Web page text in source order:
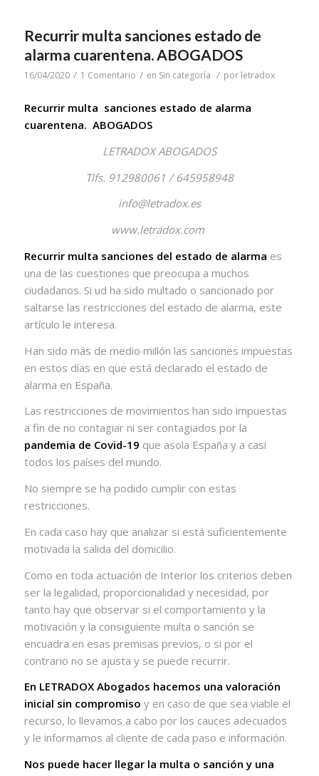
Recurrir multa sanciones estado de
alarma cuarentena. ABOGADOS
16/04/2020 / 1 Comentario / en Sin categoría / por letradox
Recurrir multa sanciones estado de alarma
cuarentena. ABOGADOS
LETRADOXABOGADOS
Tlfs. 912980061 / 645958948
info@letradox.es
www.letradox.com
Recurrir multa sanciones del estado de alarma es
una de las cuestiones que preocupa a muchos
ciudadanos. Si ud ha sido multado o sancionado por
saltarse las restricciones del estado de alarma, este
artículo le interesa.
Han sido más de medio millón las sanciones impuestas
en estos días en que está declarado el estado de
alarma en España.
Las restricciones de movimientos han sido impuestas
a fin de no contagiar ni ser contagiados por la
pandemia de Covid-19 que asola España y a casi
todos los países del mundo.
No siempre se ha podido cumplir con estas
restricciones.
En cada caso hay que analizar si está suficientemente
motivada la salida del domicilio.
Como en toda actuación de Interior los criterios deben
ser la legalidad, proporcionalidad y necesidad, por
tanto hay que observar si el comportamiento y la
motivación y la consiguiente multa o sanción se
encuadra en esas premisas previos, o si por el
contrario no se ajusta y se puede recurrir.
En LETRADOX Abogados hacemos una valoración
inicial sin compromiso y en caso de que sea viable el
recurso, lo llevamos a cabo por los cauces adecuados
y le informamos al cliente de cada paso e información.
Nos puede hacer llegar la multa o sanción y una